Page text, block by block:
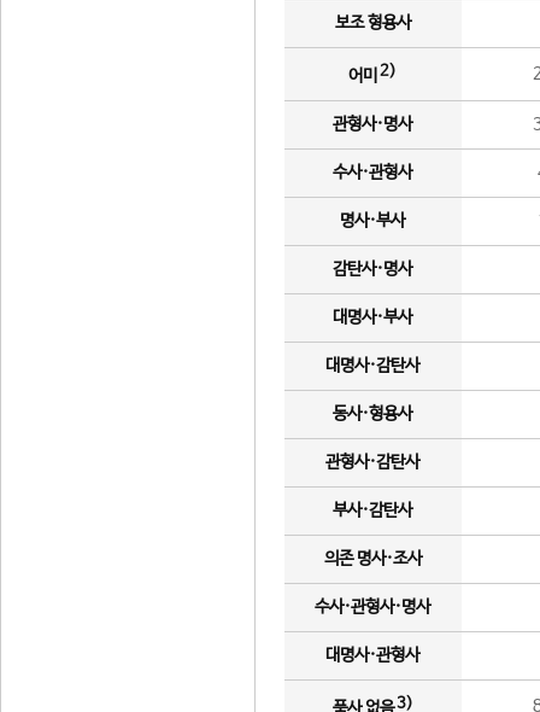
보조 형용사
어미 2)
관형사·명사
수사·관형사
명사·부사
감탄사·명사
대명사·부사
대명사·감탄사
동사·형용사
관형사·감탄사
부사·감탄사
의존 명사·조사
수사·관형사·명사
대명사·관형사
3)